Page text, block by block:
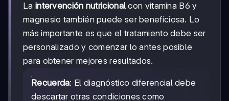
La intervención nutricional con vitamina B6 y
magnesio también puede ser beneficiosa. Lo
más importante es que el tratamiento debe ser
personalizado y comenzar lo antes posible
para obtener mejores resultados.
Recuerda: El diagnóstico diferencial debe
descartar otras condiciones como